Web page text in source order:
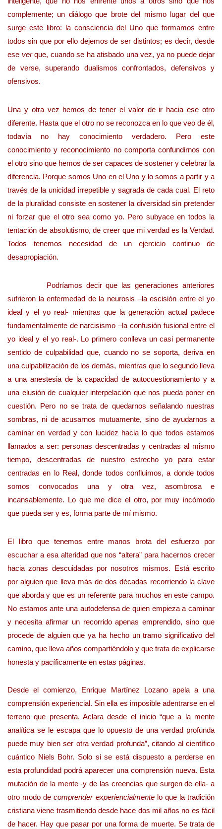
complemente; un diálogo que brote del mismo lugar del que
surge este libro: la consciencia del Uno que formamos entre
todos sin que por ello dejemos de ser distintos; es decir, desde
ese verque, cuando se ha atisbado una vez, ya no puede dejar
de verse, superando dualismos confrontados, defensivos y
ofensivos.
Una y otra vez hemos de tener el valor de ir hacia ese otro
diferente. Hasta que el otro no se reconozca en lo que veo de él,
todavía no hay conocimiento verdadero. Pero este
conocimiento y reconocimiento no comporta confundirnos con
el otro sino que hemos de ser capaces de sostener y celebrar la
diferencia. Porque somos Uno en el Uno y lo somos a partir y a
través de la unicidad irrepetible y sagrada de cada cual. El reto
de la pluralidad consiste en sostener la diversidad sin pretender
ni forzar que el otro sea como yo. Pero subyace en todos la
tentación de absolutismo, de creer que mi verdad es la Verdad.
Todos tenemos necesidad de un ejercicio continuo de
desapropiación.
Podríamos decir que las generaciones anteriores
sufrieron la enfermedad de la neurosis –la escisión entre el yo
ideal y el yo real- mientras que la generación actual padece
fundamentalmente de narcisismo –la confusión fusional entre el
yo ideal y el yo real-. Lo primero conlleva un casi permanente
sentido de culpabilidad que, cuando no se soporta, deriva en
una culpabilización de los demás, mientras que lo segundo lleva
a una anestesia de la capacidad de autocuestionamiento y a
una elusión de cualquier interpelación que nos pueda poner en
cuestión. Pero no se trata de quedarnos señalando nuestras
sombras, ni de acusarnos mutuamente, sino de ayudarnos a
caminar en verdad y con lucidez hacia lo que todos estamos
llamados a ser: personas descentradas y centradas al mismo
tiempo, descentradas de nuestro estrecho yo para estar
centradas en lo Real, donde todos confluimos, a donde todos
somos convocados una y otra vez, asombrosa e
incansablemente. Lo que me dice el otro, por muy incómodo
que pueda ser y es, forma parte de mí mismo.
El libro que tenemos entre manos brota del esfuerzo por
escuchar a esa alteridad que nos “altera” para hacernos crecer
hacia zonas descuidadas por nosotros mismos. Está escrito
por alguien que lleva más de dos décadas recorriendo la clave
que aborda y que es un referente para muchos en este campo.
No estamos ante una autodefensa de quien empieza a caminar
y necesita afirmar un recorrido apenas emprendido, sino que
procede de alguien que ya ha hecho un tramo significativo del
camino, que lleva años compartiéndolo y que trata de explicarse
honesta y pacíficamente en estas páginas.
Desde el comienzo, Enrique Martínez Lozano apela a una
comprensión experiencial. Sin ella es imposible adentrarse en el
terreno que presenta. Aclara desde el inicio “que a la mente
analítica se le escapa que lo opuesto de una verdad profunda
puede muy bien ser otra verdad profunda”, citando al científico
cuántico Niels Bohr. Solo si se está dispuesto a perderse en
esta profundidad podrá aparecer una comprensión nueva. Esta
mutación de la mente -y de las creencias que surgen de ella- a
otro modo decomprender experiencialmentelo que la tradición
cristiana viene trasmitiendo desde hace dos mil años no es fácil
de hacer. Hay que pasar por una forma de muerte. Se trata de